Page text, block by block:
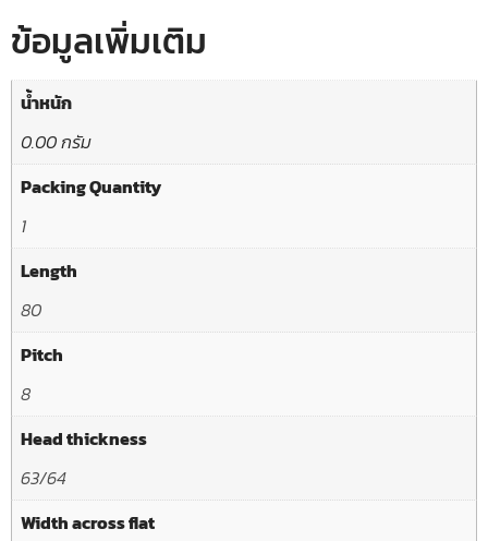
ข้อมูลเพิ่มเติม
น้ำหนัก
0.00 กรัม
Packing Quantity
1
Length
80
Pitch
8
Head thickness
63/64
Width across flat